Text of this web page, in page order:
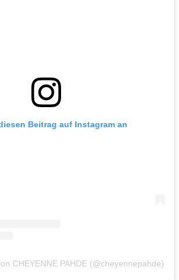
Beitrag auf Instagram an
CHEYENNE PAHDE (@cheyennepahde)